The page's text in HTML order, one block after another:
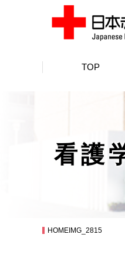
TOP
看護
HOME IMG_2815